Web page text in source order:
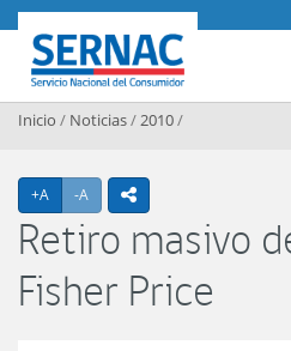
Contenido principal
SERNAC
Inicio / Noticias/2010/
+A Agrandar texto
-A Achicar textoicono
Retiro masivo
Fisher Price